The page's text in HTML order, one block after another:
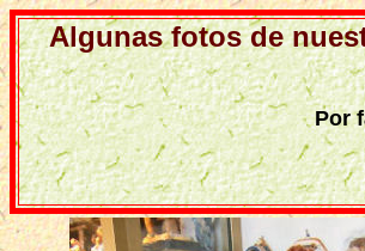
Algunas fotos de
Por